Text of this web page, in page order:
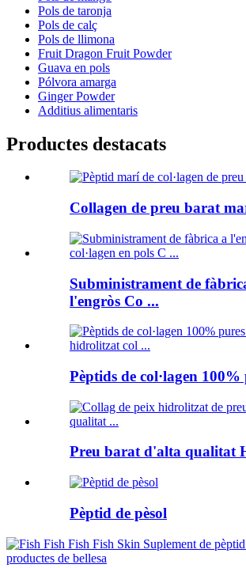
Pols de taronja
Pols de calç
Pols de llimona
Fruit Dragon Fruit Powder
Guava en pols
Pólvora amarga
Ginger Powder
Additius alimentaris
Productes destacats
Collagen de preu barat
Subministrament de
l'engròs Co ...
Pèptids de col·lagen
Preu barat d'alta qualitat
Pèptid de pèsol